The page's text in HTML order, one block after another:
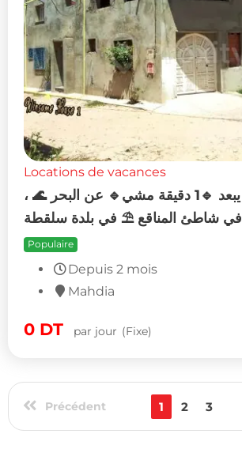
Locations de vacances
منزل مؤثث ، يبعد 🔹1 دقيقة مشي🔹 عن البحر 🌊 ،
في شاطئ المناقع ⛱️ في بلدة سلقطة
Populaire
Depuis 2 mois
Mahdia
0 DT par jour (Fixe)
Précédent 1 2 3